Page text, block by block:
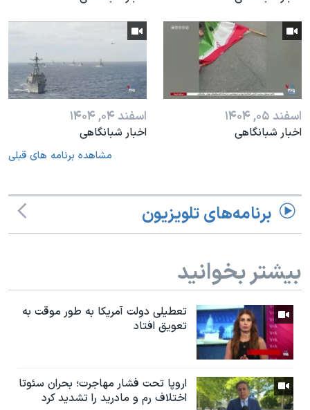
اسفند ۰۵, ۱۴۰۴
اخبار شبانگاهی
اسفند ۰۴, ۱۴۰۴
اخبار شبانگاهی
مشاهده برنامه های قبلی
برنامه‌های تلویزیون
بیشتر بخوانید
تعطیلی دولت آمریکا به طور موقت به
تعویق افتاد
اروپا تحت فشار مهاجرت؛ بحران سئوتا
اختلاف رم و مادرید را تشدید کرد